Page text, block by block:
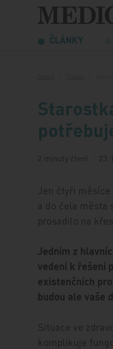
Přeskočit na obsah
ČLÁNKY
2 minuty čtení 23.
Jen čtyři
a do čela města
prosadilo na
Jedním z
vedení k řešení
existenčních
budou ale vaše
Situace ve
komplikuje